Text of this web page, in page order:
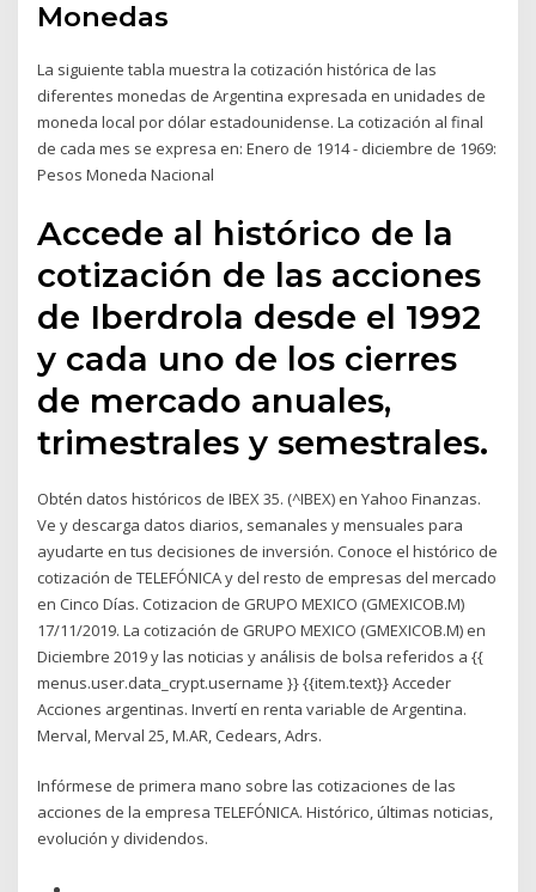
Monedas
La siguiente tabla muestra la cotización histórica de las
diferentes monedas de Argentina expresada en unidades de
moneda local por dólar estadounidense. La cotización al final
de cada mes se expresa en: Enero de 1914 - diciembre de 1969:
Pesos Moneda Nacional
Accede al histórico de la
cotización de las acciones
de Iberdrola desde el 1992
y cada uno de los cierres
de mercado anuales,
trimestrales y semestrales.
Obtén datos históricos de IBEX 35. (^IBEX) en Yahoo Finanzas.
Ve y descarga datos diarios, semanales y mensuales para
ayudarte en tus decisiones de inversión. Conoce el histórico de
cotización de TELEFÓNICA y del resto de empresas del mercado
en Cinco Días. Cotizacion de GRUPO MEXICO (GMEXICOB.M)
17/11/2019. La cotización de GRUPO MEXICO (GMEXICOB.M) en
Diciembre 2019 y las noticias y análisis de bolsa referidos a {{
menus.user.data_crypt.username }} {{item.text}} Acceder
Acciones argentinas. Invertí en renta variable de Argentina.
Merval, Merval 25, M.AR, Cedears, Adrs.
Infórmese de primera mano sobre las cotizaciones de las
acciones de la empresa TELEFÓNICA. Histórico, últimas noticias,
evolución y dividendos.